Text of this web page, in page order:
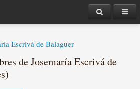
Escrivá de Balaguer
de Josemaría Escrivá de